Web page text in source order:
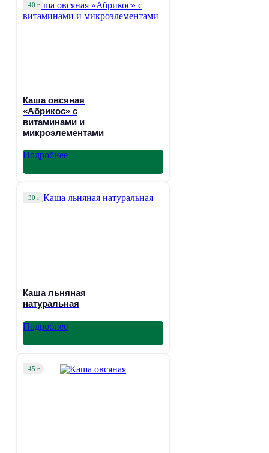
40 г
Каша овсяная
«Абрикос» с
витаминами и
микроэлементами
Подробнее
30 г
Каша льняная
натуральная
Подробнее
45 г